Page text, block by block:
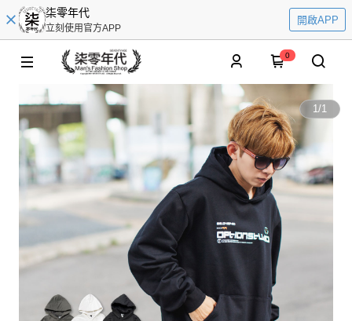
柒零年代
立刻使用官方APP
開啟APP
0
1/1